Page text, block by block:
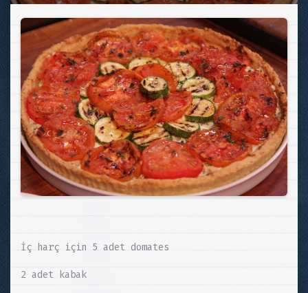
İç harç için 5 adet domates
2 adet kabak